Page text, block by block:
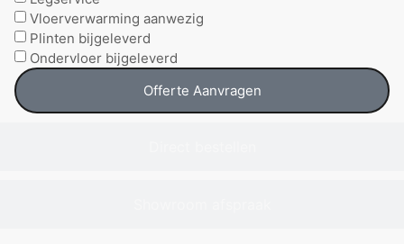
Vloerverwarming aanwezig
Plinten bijgeleverd
Ondervloer bijgeleverd
Offerte Aanvragen